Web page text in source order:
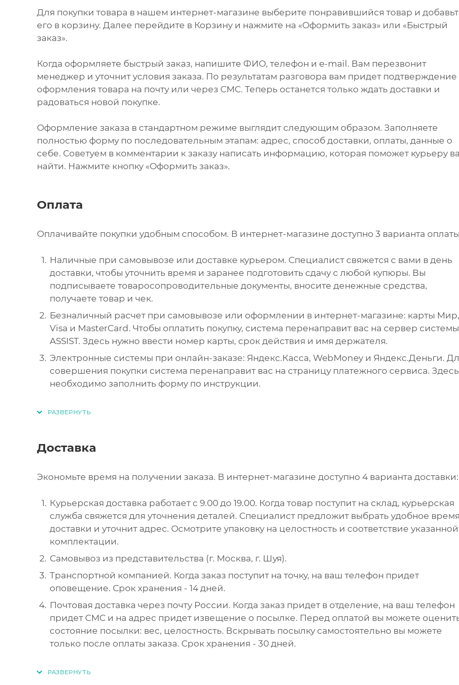
Для покупки товара в нашем интернет-магазине выберите понравившийся товар и
его в корзину. Далее перейдите в Корзину и нажмите на «Оформить заказ» или «Быстрый
заказ».
Когда оформляете быстрый заказ, напишите ФИО, телефон и e-mail. Вам перезвонит
менеджер и уточнит условия заказа. По результатам разговора вам придет подтверждение
оформления товара на почту или через СМС. Теперь останется только ждать доставки и
радоваться новой покупке.
Оформление заказа в стандартном режиме выглядит следующим образом. Заполняете
полностью форму по последовательным этапам: адрес, способ доставки, оплаты, данные о
себе. Советуем в комментарии к заказу написать информацию, которая поможет курьеру
найти. Нажмите кнопку «Оформить заказ».
Оплата
Оплачивайте покупки удобным способом. В интернет-магазине доступно 3 варианта
Наличные при самовывозе или доставке курьером. Специалист свяжется с вами в день
доставки, чтобы уточнить время и заранее подготовить сдачу с любой купюры. Вы
подписываете товаросопроводительные документы, вносите денежные средства,
получаете товар и чек.
Безналичный расчет при самовывозе или оформлении в интернет-магазине: карты Мир,
Visa и MasterCard. Чтобы оплатить покупку, система перенаправит вас на сервер системы
ASSIST. Здесь нужно ввести номер карты, срок действия и имя держателя.
Электронные системы при онлайн-заказе: Яндекс.Касса, WebMoney и Яндекс.Деньги.
совершения покупки система перенаправит вас на страницу платежного сервиса. Здесь
необходимо заполнить форму по инструкции.
Доставка
Экономьте время на получении заказа. В интернет-магазине доступно 4 варианта доставки:
Курьерская доставка работает с 9.00 до 19.00. Когда товар поступит на склад, курьерская
служба свяжется для уточнения деталей. Специалист предложит выбрать удобное
доставки и уточнит адрес. Осмотрите упаковку на целостность и соответствие указанной
комплектации.
Самовывоз из представительства (г. Москва, г. Шуя).
Транспортной компанией. Когда заказ поступит на точку, на ваш телефон придет
оповещение. Срок хранения - 14 дней.
Почтовая доставка через почту России. Когда заказ придет в отделение, на ваш телефон
придет СМС и на адрес придет извещение о посылке. Перед оплатой вы можете
состояние посылки: вес, целостность. Вскрывать посылку самостоятельно вы можете
только после оплаты заказа. Срок хранения - 30 дней.